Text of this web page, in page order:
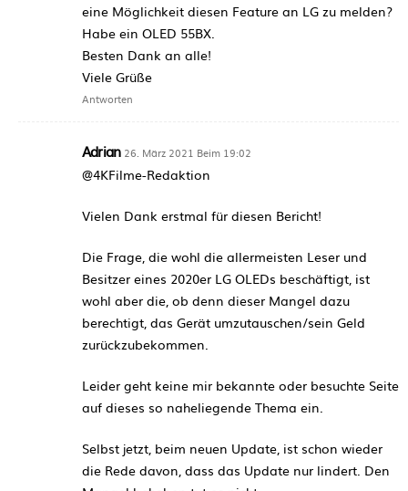
eine Möglichkeit diesen Feature an LG zu melden?
Habe ein OLED 55BX.
Besten Dank an alle!
Viele Grüße
Antworten
Adrian 26. März 2021 Beim 19:02
@4KFilme-Redaktion
Vielen Dank erstmal für diesen Bericht!
Die Frage, die wohl die allermeisten Leser und
Besitzer eines 2020er LG OLEDs beschäftigt, ist
wohl aber die, ob denn dieser Mangel dazu
berechtigt, das Gerät umzutauschen/sein Geld
zurückzubekommen.
Leider geht keine mir bekannte oder besuchte Seite
auf dieses so naheliegende Thema ein.
Selbst jetzt, beim neuen Update, ist schon wieder
die Rede davon, dass das Update nur lindert. Den